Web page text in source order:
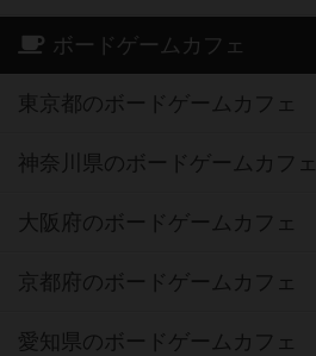
ボードゲームカフェ
東京都のボードゲームカフェ
神奈川県のボードゲームカフェ
大阪府のボードゲームカフェ
京都府のボードゲームカフェ
愛知県のボードゲームカフェ